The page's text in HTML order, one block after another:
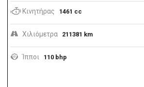
Κινητήρας 1461 cc
Χιλιόμετρα 211381 km
Ίπποι 110 bhp